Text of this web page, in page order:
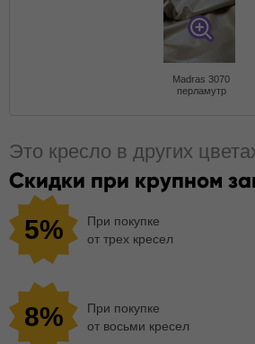
Madras 3070
перламутр
Это кресло в других
Скидки при крупном
5%
При покупке
от трех кресел
8%
При покупке
от восьми кресел